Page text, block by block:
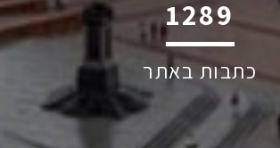
1570
כתבות באתר